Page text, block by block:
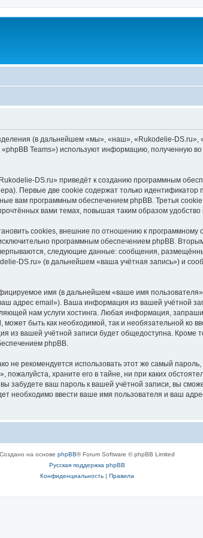
(в дальнейшем «мы», «наш», «Rukodelie-DS.ru»,
Teams») используют информацию, полученную
DS.ru» приведёт к созданию программным
Первые две cookie содержат только
вам программным обеспечением phpBB. Третья
вами темах, повышая таким образом
cookies, внешние по отношению к программному
программным обеспечением phpBB.
следующие данные: сообщения,
DS.ru» (в дальнейшем «ваша учётная запись») и
имя (в дальнейшем «ваше имя
адрес email»). Ваша информация из вашей учётной
нам услуги хостинга. Любая информация,
быть как необходимой, так и необязательной ко
вашей учётной записи будет общедоступна. Кроме
phpBB.
рекомендуется использовать этот же самый пароль,
храните его в тайне, ни при каких
забудете ваш пароль к вашей учётной записи, вы
необходимо ввести ваше имя пользователя и ваш
Создано на основе phpBB® Forum Software © phpBB Limited
Русская поддержка phpBB
Конфиденциальность| Правила